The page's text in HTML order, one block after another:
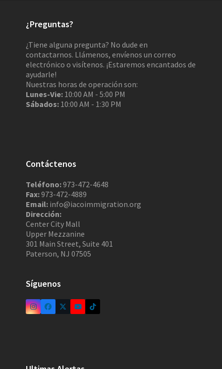
¿Preguntas?
¿Tiene alguna pregunta? No dude en
contactarnos. Llámenos, envíenos un correo
electrónico o visítenos. ¡Estaremos encantados de
ayudarle!
Nuestras horas de operación son:
Lunes-Vie: 10:00 AM - 5:00 PM
Sábados: 10:00 AM - 1:30 PM
Contáctenos
Teléfono:973-472-4648
Fax:973-472-4889
Email: info@iacoimmigration.org
Dirección:
Center City Mall
Upper Mezzanine
301 Main Street, Suite 401
Paterson, NJ 07505
Síguenos